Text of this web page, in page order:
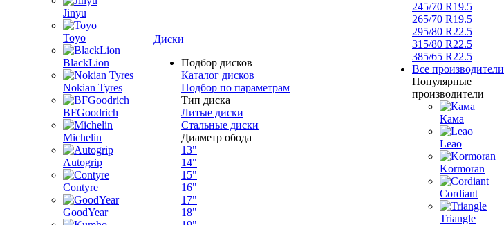
Jinyu
Toyo
BlackLion
Nokian Tyres
BFGoodrich
Michelin
Autogrip
Contyre
GoodYear
Диски
Подбор дисков
Каталог дисков
Подбор по параметрам
Тип диска
Литые диски
Стальные диски
Диаметр обода
13"
14"
15"
16"
17"
18"
245/70 R19.5
265/70 R19.5
295/80 R22.5
315/80 R22.5
385/65 R22.5
Все производители
Популярные
производители
Кама
Leao
Kormoran
Cordiant
Triangle